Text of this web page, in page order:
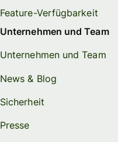
Feature-Verfügbarkeit
Unternehmen und Team
Unternehmen und Team
News & Blog
Sicherheit
Presse